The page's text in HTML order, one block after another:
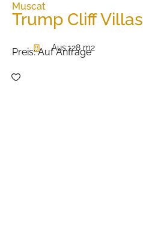
Muscat
Trump Cliff Villas
Aus:128 m2
Preis:Auf Anfrage